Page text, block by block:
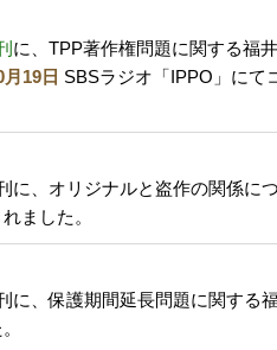
に、TPP著作権問題に関する福
月19日 SBSラジオ「IPPO」にて
に、オリジナルと盗作の関係に
ました。
に、保護期間延長問題に関する